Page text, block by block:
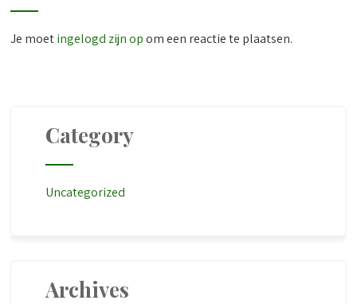
Je moetingelogd zijn opom een reactie te plaatsen.
Category
Uncategorized
Archives